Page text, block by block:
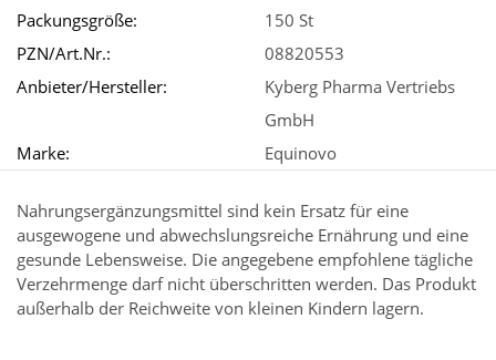
Packungsgröße:
150 St
PZN/Art.Nr.:
08820553
Anbieter/Hersteller:
Kyberg Pharma Vertriebs
GmbH
Marke:
Equinovo
Nahrungsergänzungsmittel sind kein Ersatz für eine
ausgewogene und abwechslungsreiche Ernährung und eine
gesunde Lebensweise. Die angegebene empfohlene tägliche
Verzehrmenge darf nicht überschritten werden. Das Produkt
außerhalb der Reichweite von kleinen Kindern lagern.